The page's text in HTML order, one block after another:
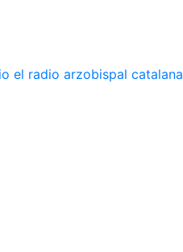
el radio arzobispal catalana